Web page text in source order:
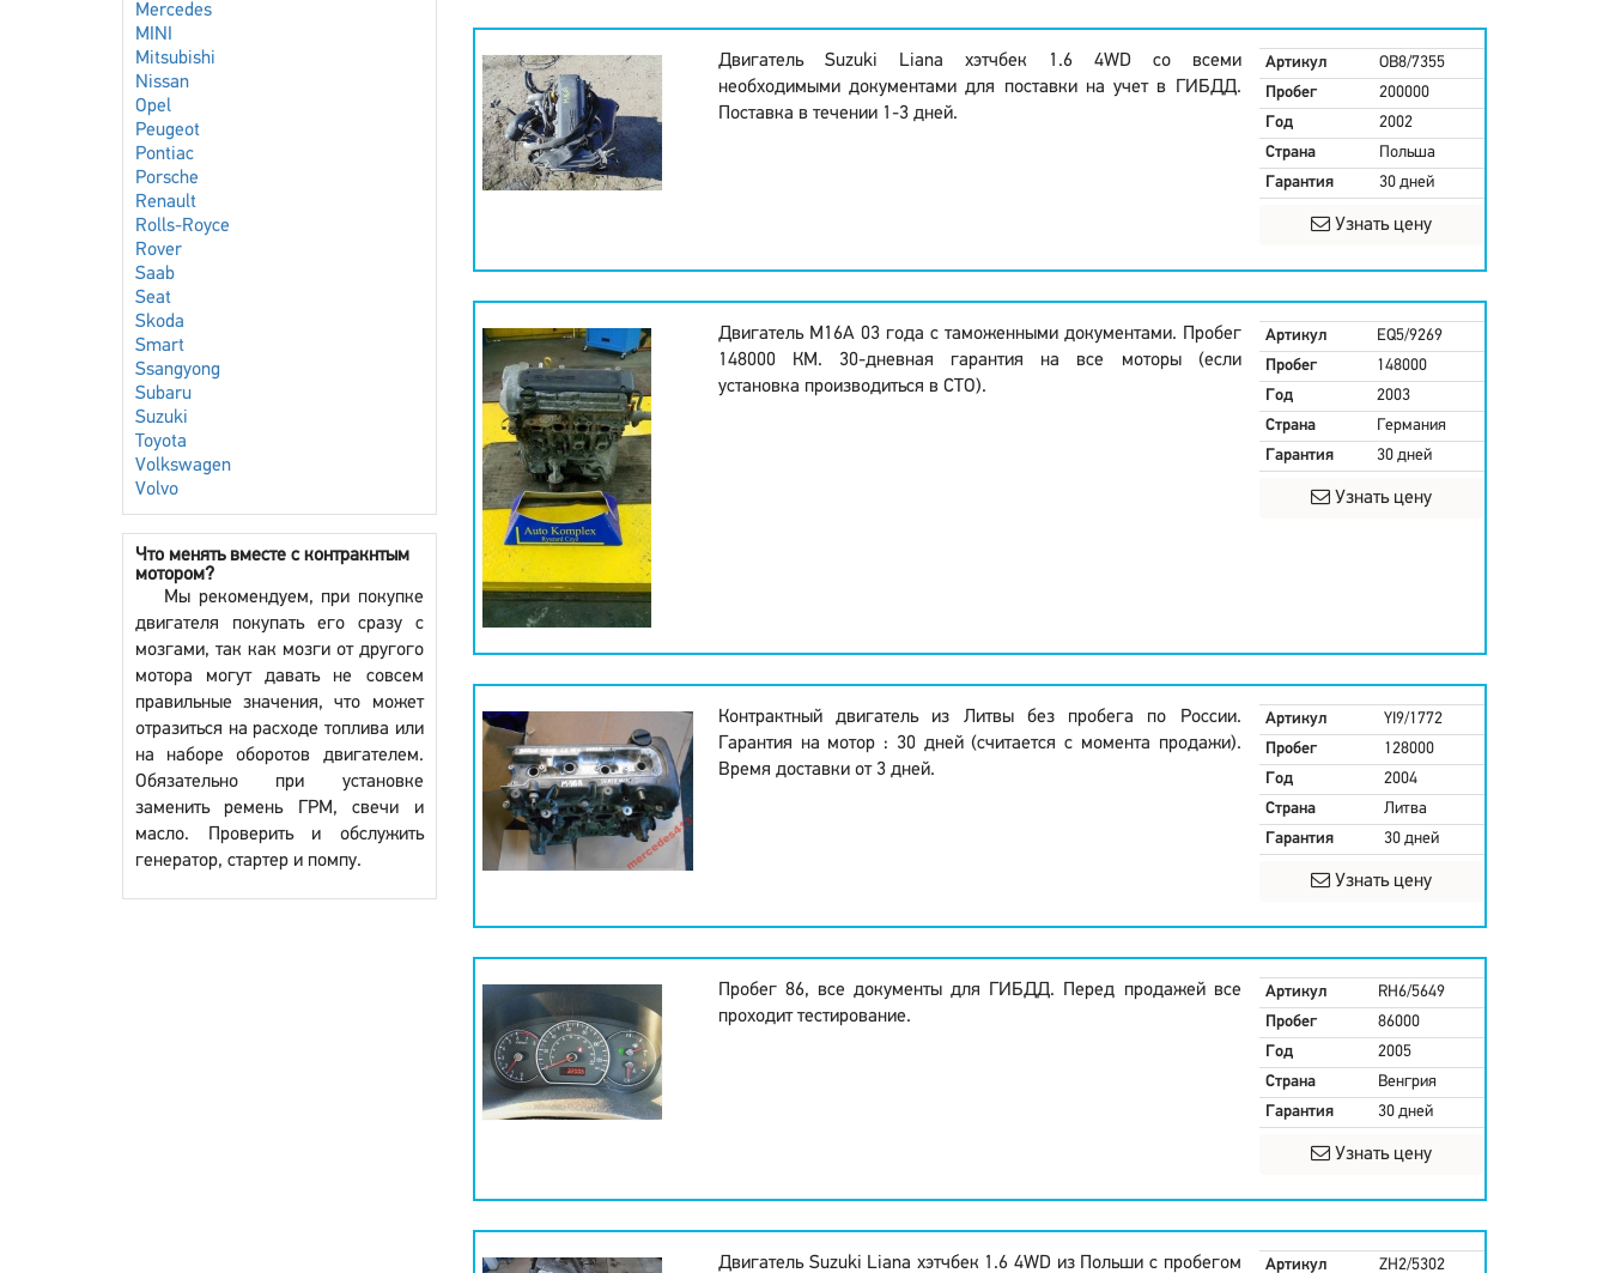
Mercedes
MINI
Mitsubishi
Nissan
Opel
Peugeot
Pontiac
Porsche
Renault
Rolls-Royce
Rover
Saab
Seat
Skoda
Smart
Ssangyong
Subaru
Suzuki
Toyota
Volkswagen
Volvo
Что менять вместе с контракнтым
мотором?
Мы рекомендуем, при покупке
двигателя покупать его сразу с
мозгами, так как мозги от другого
мотора могут давать не совсем
правильные значения, что может
отразиться на расходе топлива или
на наборе оборотов двигателем.
Обязательно при установке
заменить ремень ГРМ, свечи и
масло. Проверить и обслужить
генератор, стартер и помпу.
Двигатель Suzuki Liana хэтчбек 1.6 4WD со всеми
необходимыми документами для поставки на учет в ГИБДД.
Поставка в течении 1-3 дней.
Артикул
OB8/7355
Пробег
200000
Год
2002
Страна
Польша
Гарантия
30 дней
Узнать цену
Двигатель M16A 03 года с таможенными документами. Пробег
148000 КМ. 30-дневная гарантия на все моторы (если
установка производиться в СТО).
Артикул
EQ5/9269
Пробег
148000
Год
2003
Страна
Германия
Гарантия
30 дней
Узнать цену
Контрактный двигатель из Литвы без пробега по России.
Гарантия на мотор : 30 дней (считается с момента продажи).
Время доставки от 3 дней.
Артикул
YI9/1772
Пробег
128000
Год
2004
Страна
Литва
Гарантия
30 дней
Узнать цену
Пробег 86, все документы для ГИБДД. Перед продажей все
проходит тестирование.
Артикул
RH6/5649
Пробег
86000
Год
2005
Страна
Венгрия
Гарантия
30 дней
Узнать цену
Двигатель Suzuki Liana хэтчбек 1.6 4WD из Польши с пробегом
Артикул
ZH2/5302